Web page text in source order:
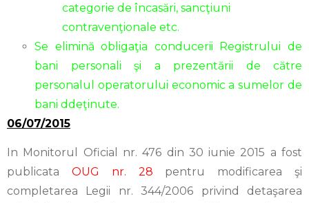
categorie de încasări, sancţiuni
contravenţionale etc.
Se elimină obligaţia conducerii Registrului de
bani personali şi a prezentării de către
personalul operatorului economic a sumelor de
bani ddeţinute.
06/07/2015
In Monitorul Oficial nr. 476 din 30 iunie 2015 a fost
publicata OUG nr. 28 pentru modificarea şi
completarea Legii nr. 344/2006 privind detaşarea